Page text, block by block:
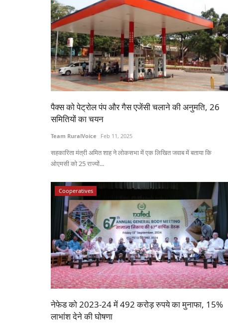
पैक्स को पेट्रोल पंप और गैस एजेंसी चलाने की अनुमति, 26
समितियों का चयन
Team RuralVoice Feb 11, 2025
सहकारिता मंत्री अमित शाह ने लोकसभा में एक लिखित जवाब में बताया कि
ओएमसी को 25 राज्यों...
Cooperatives
नेफेड को 2023-24 में 492 करोड़ रुपये का मुनाफा, 15%
लाभांश देने की घोषणा